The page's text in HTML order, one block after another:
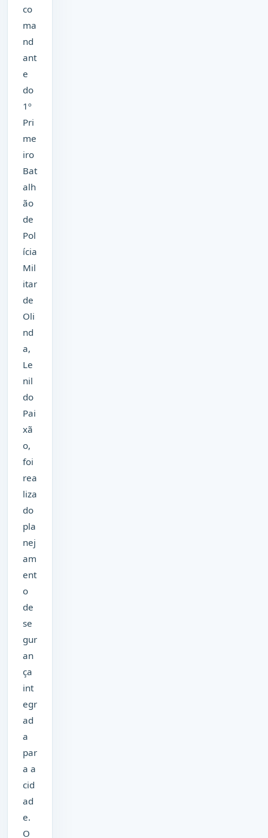
co
ma
nd
ant
e
do
1º
Pri
me
iro
Bat
alh
ão
de
Pol
ícia
Mil
itar
de
Oli
nd
a,
Le
nil
do
Pai
xã
o,
foi
rea
liza
do
pla
nej
am
ent
o
de
se
gur
an
ça
int
egr
ad
a
par
a a
cid
ad
e.
O